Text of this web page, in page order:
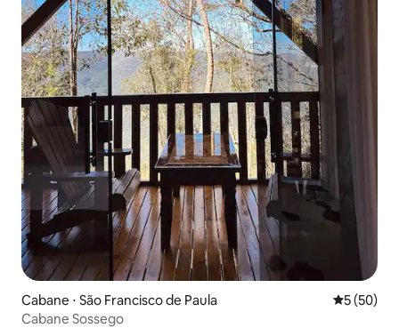
Cabane ⋅ São Francisco de Paula
5 (50)
Cabane Sossego